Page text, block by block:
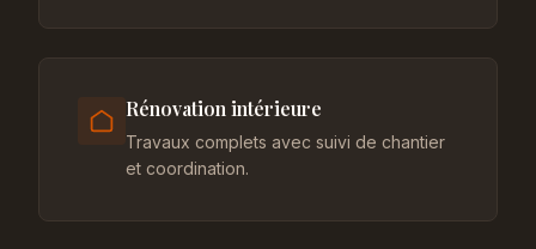
Rénovation intérieure
Travaux complets avec suivi de chantier
et coordination.